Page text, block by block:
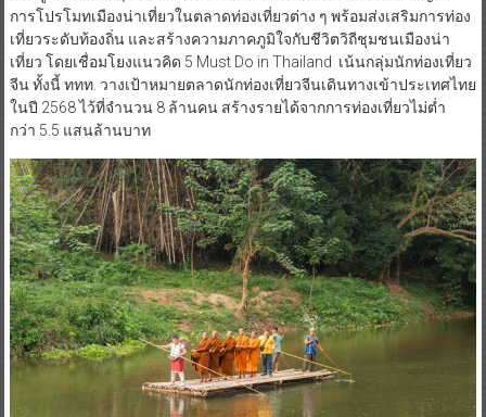
การโปรโมทเมืองน่าเที่ยวในตลาดท่องเที่ยวต่าง ๆ พร้อมส่งเสริมการท่อง
เที่ยวระดับท้องถิ่น และสร้างความภาคภูมิใจกับชีวิตวิถีชุมชนเมืองน่า
เที่ยว โดยเชื่อมโยงแนวคิด 5 Must Do in Thailand เน้นกลุ่มนักท่องเที่ยว
จีน ทั้งนี้ ททท. วางเป้าหมายตลาดนักท่องเที่ยวจีนเดินทางเข้าประเทศไทย
ในปี 2568 ไว้ที่จำนวน 8 ล้านคน สร้างรายได้จากการท่องเที่ยวไม่ต่ำ
กว่า 5.5 แสนล้านบาท